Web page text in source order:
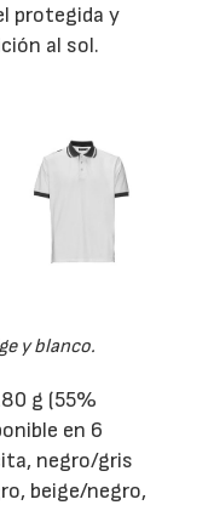
protegida y
al sol.
y blanco.
g (55%
en 6
negro/gris
beige/negro,